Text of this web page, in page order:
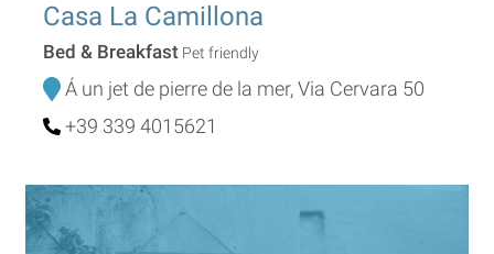
Casa La Camillona
Bed & Breakfast Pet friendly
Á un jet de pierre de la mer, Via Cervara 50
+39 339 4015621